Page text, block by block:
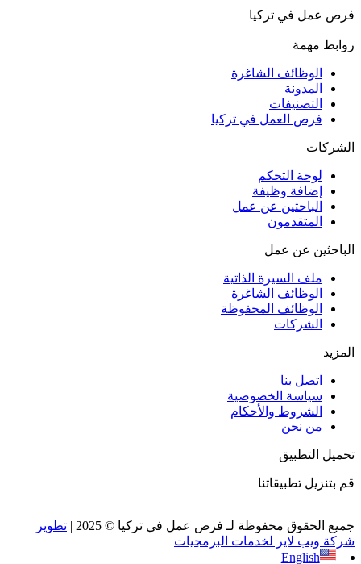
فرص عمل في تركيا
روابط مهمة
الوظائف الشاغرة
المدونة
التصنيفات
فرص العمل في تركيا
الشركات
لوحة التحكم
إضافة وظيفة
الباحثين عن عمل
المتقدمون
الباحثين عن عمل
ملف السيرة الذاتية
الوظائف الشاغرة
الوظائف المحفوظة
الشركات
المزيد
اتصل بنا
سياسة الخصوصية
الشروط والأحكام
من نحن
تحميل التطبيق
قم بتنزيل تطبيقاتنا
جميع الحقوق محفوظة لـ فرص عمل في تركيا © 2025 |
تطوير
شركة ويب لاير لخدمات البرمجيات
English